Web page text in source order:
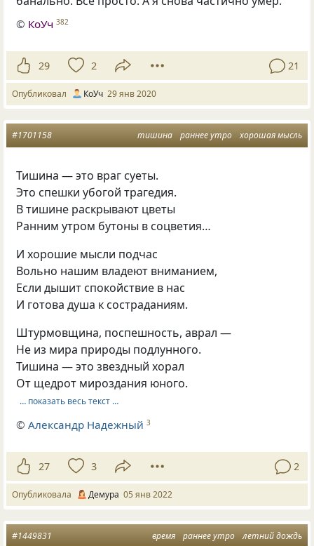
© КоУч 382
29 2 21
Опубликовал КоУч 29 янв 2020
тишина раннее утро хорошая мысль
#1701158
Тишина — это враг суеты.
Это спешки убогой трагедия.
В тишине раскрывают цветы
Ранним утром бутоны в соцветия…
И хорошие мысли подчас
Вольно нашим владеют вниманием,
Если дышит спокойствие в нас
И готова душа к состраданиям.
Штурмовщина, поспешность, аврал —
Не из мира природы подлунного.
Тишина — это звездный хорал
От щедрот мироздания юного.
… показать весь текст …
©Александр Надежный 3
27 3 2
Опубликовала Демура 05 янв 2022
время раннее утро летний дождь
#1449831